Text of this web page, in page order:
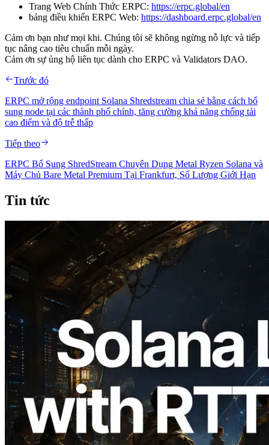
Trang Web Chính Thức ERPC: https://erpc.global/en
bảng điều khiển ERPC Web: https://dashboard.erpc.global/en
Cảm ơn bạn như mọi khi. Chúng tôi sẽ không ngừng nỗ lực và tiếp
tục nâng cao tiêu chuẩn mỗi ngày.
Cảm ơn sự ủng hộ liên tục dành cho ERPC và Validators DAO.
Trước đó
ERPC mở rộng endpoint Solana Shredstream chia sẻ bằng cách bổ
sung node tại các thành phố chính, tăng cường khả năng chống tải
cao điểm và độ trễ thấp
Tiếp theo
ERPC Bổ Sung ShredStream Chuyên Dụng Metal Ryzen Solana và
Máy Chủ Bare Metal Premium Tại Frankfurt, Số Lượng Giới Hạn
Tin tức
2026.08.05
ERPC mở rộng Solana Leader Slot API
với phép đo ping từ 7 khu vực toàn cầu —
Validators Information API cũng chính
thức ra mắt